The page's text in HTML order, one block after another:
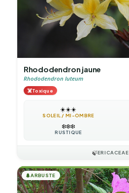
Rhododendron jaune
Rhododendron luteum
☠️Toxique
☀️☀️☀️
SOLEIL / MI-OMBRE
❄️❄️❄️
RUSTIQUE
🍃ERICACEAE
🌲ARBUSTE